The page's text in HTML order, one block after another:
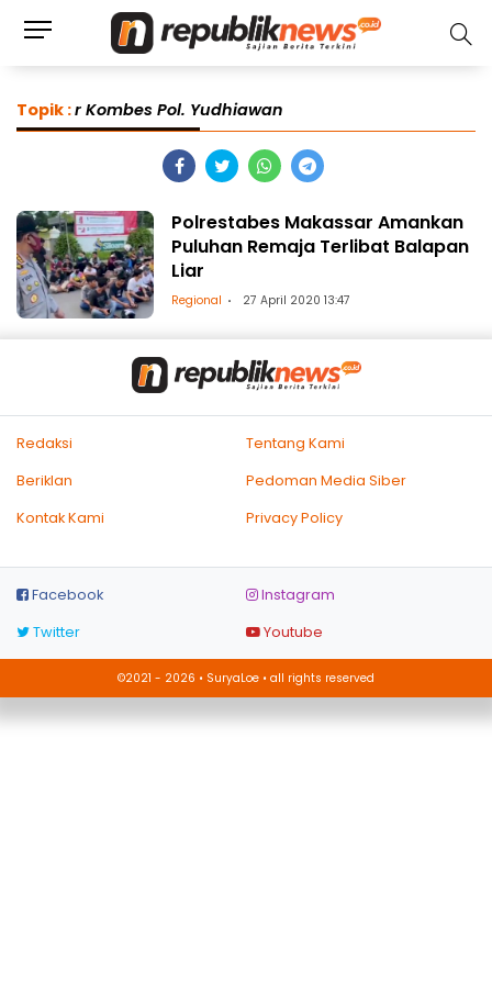
Topik :r Kombes Pol. Yudhiawan
Polrestabes Makassar Amankan
Puluhan Remaja Terlibat Balapan
Liar
Regional 27 April 2020 13:47
Redaksi
Tentang Kami
Beriklan
Pedoman Media Siber
Kontak Kami
Privacy Policy
Facebook
Instagram
Twitter
Youtube
©2021 - 2026 • SuryaLoe • all rights reserved